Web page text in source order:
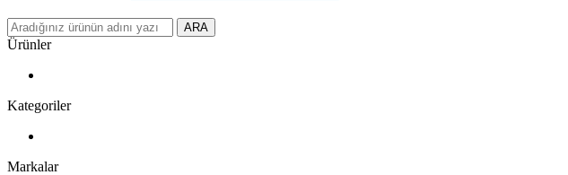
ARA
Ürünler
Kategoriler
Markalar